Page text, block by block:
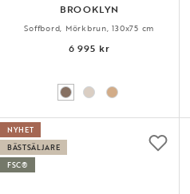
BROOKLYN
Soffbord, Mörkbrun, 130x75 cm
6 995 kr
NYHET
BÄSTSÄLJARE
FSC®